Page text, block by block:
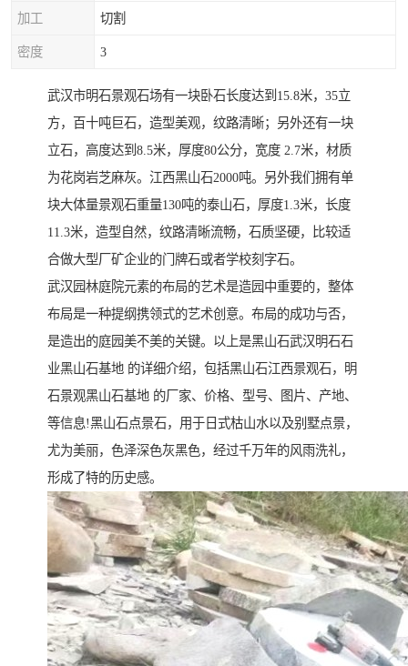
加工 切割
密度 3
武汉市明石景观石场有一块卧石长度达到15.8米，35立
方，百十吨巨石，造型美观，纹路清晰；另外还有一块
立石，高度达到8.5米，厚度80公分，宽度 2.7米，材质
为花岗岩芝麻灰。江西黑山石2000吨。另外我们拥有单
块大体量景观石重量130吨的泰山石，厚度1.3米，长度
11.3米，造型自然，纹路清晰流畅，石质坚硬，比较适
合做大型厂矿企业的门牌石或者学校刻字石。
武汉园林庭院元素的布局的艺术是造园中重要的，整体
布局是一种提纲携领式的艺术创意。布局的成功与否，
是造出的庭园美不美的关键。以上是黑山石武汉明石石
业黑山石基地 的详细介绍，包括黑山石江西景观石，明
石景观黑山石基地 的厂家、价格、型号、图片、产地、
等信息!黑山石点景石，用于日式枯山水以及别墅点景，
尤为美丽，色泽深色灰黑色，经过千万年的风雨洗礼，
形成了特的历史感。